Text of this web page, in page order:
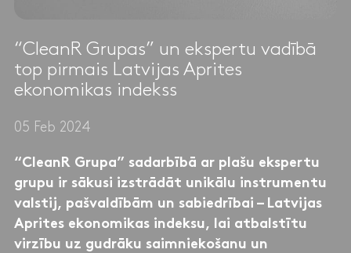
“CleanR Grupas” un ekspertu vadībā
top pirmais Latvijas Aprites
ekonomikas indekss
05 Feb 2024
“CleanR Grupa” sadarbībā ar plašu ekspertu
grupu ir sākusi izstrādāt unikālu instrumentu
valstij, pašvaldībām un sabiedrībai – Latvijas
Aprites ekonomikas indeksu, lai atbalstītu
virzību uz gudrāku saimniekošanu un